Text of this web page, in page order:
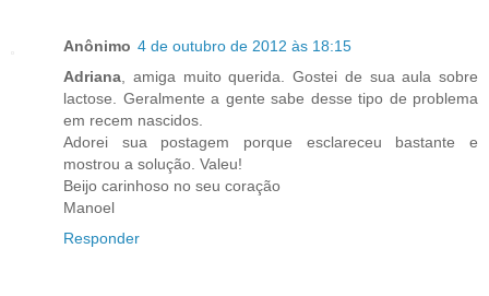
Anônimo 4 de outubro de 2012 às 18:15
Adriana , amiga muito querida. Gostei de sua aula sobre
lactose. Geralmente a gente sabe desse tipo de problema
em recem nascidos.
Adorei sua postagem porque esclareceu bastante e
mostrou a solução. Valeu!
Beijo carinhoso no seu coração
Manoel
Responder